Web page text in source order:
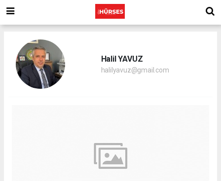
Halil YAVUZ
halilyavuz@gmail.com